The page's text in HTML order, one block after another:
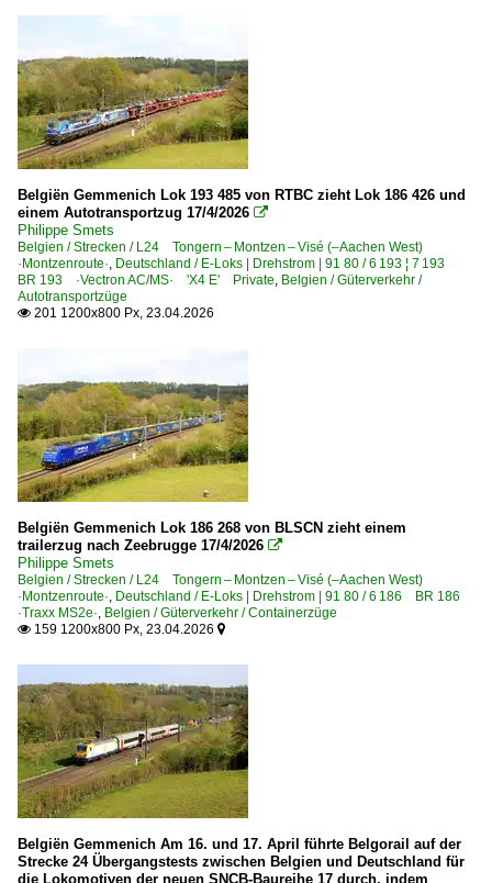
Autotransportzüge
Coil-, Stahl- und Aluminiumzüge
Gemischte Güterzüge
Güterzüge (sonstige)
Kalkzüge
Kessel- und Silozüge
KLV Containerzüge
KLV Sattelauflieger-Züge
Rübenzüge
Schrottzüge
Güterwagen
RB-, RE-Linien in NRW
RE 4 ·Wupper-Express·
DbZ Überführungsfahrten, Züge für besondere Zwecke
Lz Lokzüge
Sonstiges
Nachtaufnahmen
Stimmungsbilder
Belgiën Gemmenich Lok 193 485 von RTBC zieht Lok 186 426 und
einem Autotransportzug 17/4/2026 
Philippe Smets
Belgien / Strecken / L24 Tongern – Montzen – Visé (–Aachen West)
·Montzenroute·, Deutschland / E-Loks | Drehstrom | 91 80 / 6 193 ¦ 7 193
BR 193 ·Vectron AC/MS· 'X4 E' Private, Belgien / Güterverkehr /
Autotransportzüge
 201 1200x800 Px, 23.04.2026
Belgiën Gemmenich Lok 186 268 von BLSCN zieht einem
trailerzug nach Zeebrugge 17/4/2026 
Philippe Smets
Belgien / Strecken / L24 Tongern – Montzen – Visé (–Aachen West)
·Montzenroute·, Deutschland / E-Loks | Drehstrom | 91 80 / 6 186 BR 186
·Traxx MS2e·, Belgien / Güterverkehr / Containerzüge
 159 1200x800 Px, 23.04.2026 
Belgiën Gemmenich Am 16. und 17. April führte Belgorail auf der
Strecke 24 Übergangstests zwischen Belgien und Deutschland für
die Lokomotiven der neuen SNCB-Baureihe 17 durch, indem